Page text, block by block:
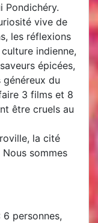
Pondichéry.
vive de
les réflexions
indienne,
épicées,
du
3 films et 8
être cruels au
la cité
sommes